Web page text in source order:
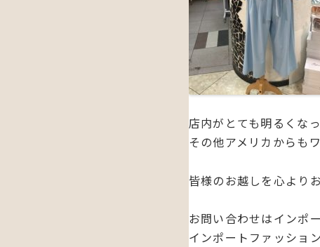
店内がとても明るくな
その他アメリカからも
皆様のお越しを心より
お問い合わせはインポ
インポートファッショ